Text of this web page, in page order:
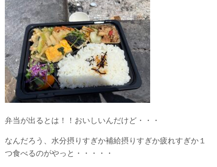
弁当が出るとは！！おいしいんだけど・・・
なんだろう、水分摂りすぎか補給摂りすぎか疲れすぎか１
つ食べるのがやっと・・・・・